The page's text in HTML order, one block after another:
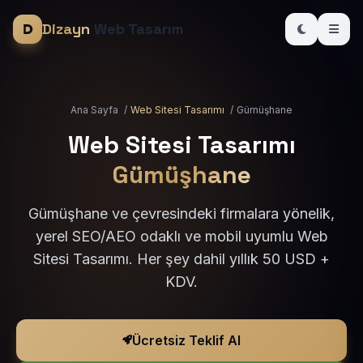
Dizayn Web Tasarım
Ana Sayfa / Web Sitesi Tasarımı / Gümüşhane
Web Sitesi Tasarımı
Gümüşhane
Gümüşhane ve çevresindeki firmalara yönelik,
yerel SEO/AEO odaklı ve mobil uyumlu Web
Sitesi Tasarımı. Her şey dahil yıllık 50 USD +
KDV.
Ücretsiz Teklif Al